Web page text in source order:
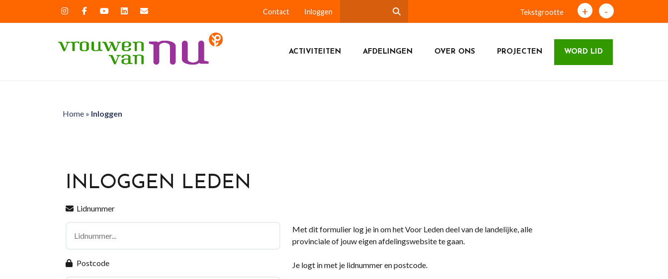
Contact Inloggen Tekstgrootte + -
ACTIVITEITEN AFDELINGEN OVER ONS PROJECTEN WORD LID
Home» Inloggen
INLOGGEN LEDEN
Lidnummer
Postcode
Met dit formulier log je in om het Voor Leden deel van de landelijke, alle
provinciale of jouw eigen afdelingswebsite te gaan.
Je logt in met je lidnummer en postcode.